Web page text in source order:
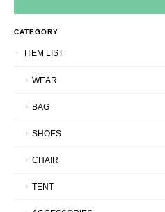
CATEGORY
ITEM LIST
WEAR
BAG
SHOES
CHAIR
TENT